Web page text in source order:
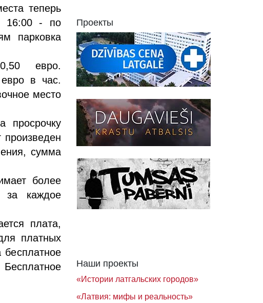
теперь
16:00 - по
парковка
евро.
евро в час.
место
просрочку
сумма
более
за каждое
плата,
платных
бесплатное
Бесплатное
Проекты
Наши проекты
«Истории латгальских городов»
«Латвия: мифы и реальность»